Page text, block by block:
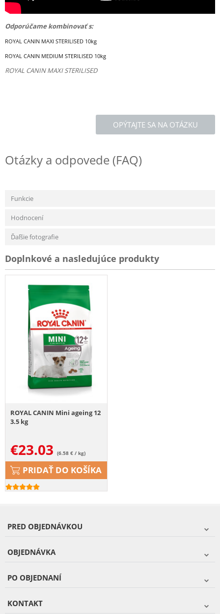
Odporúčame kombinovať s:
ROYAL CANIN MAXI STERILISED 10kg
ROYAL CANIN MEDIUM STERILISED 10kg
ROYAL CANIN MAXI STERILISED
OPÝTAJTE SA NA OTÁZKU
Otázky a odpovede (FAQ)
Funkcie
Hodnocení
Ďaľšie fotografie
Doplnkové a nasledujúce produkty
ROYAL CANIN Mini ageing 12
3.5 kg
€23.03 (6.58 € / kg)
PRIDAŤ DO KOŠÍKA
PRED OBJEDNÁVKOU
OBJEDNÁVKA
PO OBJEDNANÍ
KONTAKT